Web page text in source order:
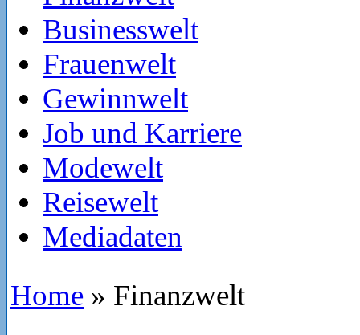
Businesswelt
Frauenwelt
Gewinnwelt
Job und Karriere
Modewelt
Reisewelt
Mediadaten
Home » Finanzwelt